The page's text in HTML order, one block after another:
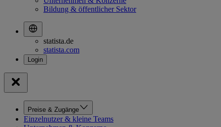
Bildung & öffentlicher Sektor
statista.de
statista.com
Preise & Zugänge
Einzelnutzer & kleine Teams